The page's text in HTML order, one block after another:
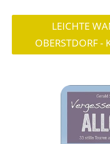
LEICHTE
OBERSTDORF -